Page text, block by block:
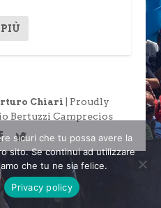
Chiari
| Proudly
Bertuzzi Camprecios
sicuri che tu possa avere la
sito. Se continui ad utilizzare
che tu ne sia felice.
Privacy policy